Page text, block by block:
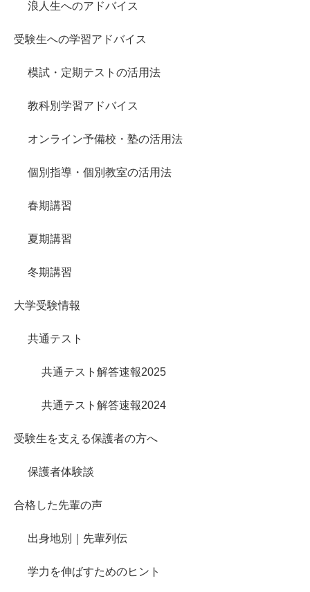
浪人生へのアドバイス
受験生への学習アドバイス
模試・定期テストの活用法
教科別学習アドバイス
オンライン予備校・塾の活用法
個別指導・個別教室の活用法
春期講習
夏期講習
冬期講習
大学受験情報
共通テスト
共通テスト解答速報2025
共通テスト解答速報2024
受験生を支える保護者の方へ
保護者体験談
合格した先輩の声
出身地別｜先輩列伝
学力を伸ばすためのヒント